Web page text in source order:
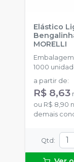
Elástico
MORELLI
1000
a partir de:
R$ 8,63
ou R$ 8,90
demais
Qtd: